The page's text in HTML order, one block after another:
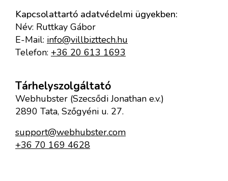
Kapcsolattartó adatvédelmi ügyekben:
Név: Ruttkay Gábor
E-Mail: info@villbizttech.hu
Telefon: +36 20 613 1693
Tárhelyszolgáltató
Webhubster (Szecsődi Jonathan e.v.)
2890 Tata, Szőgyéni u. 27.
support@webhubster.com
+36 70 169 4628